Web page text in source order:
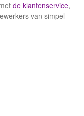
de klantenservice,
van simpel